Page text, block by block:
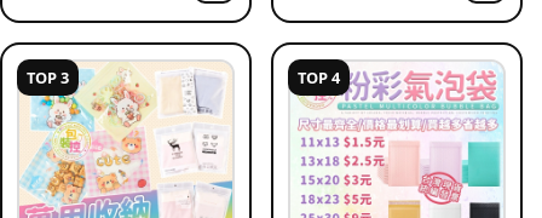
TOP 3 TOP 4